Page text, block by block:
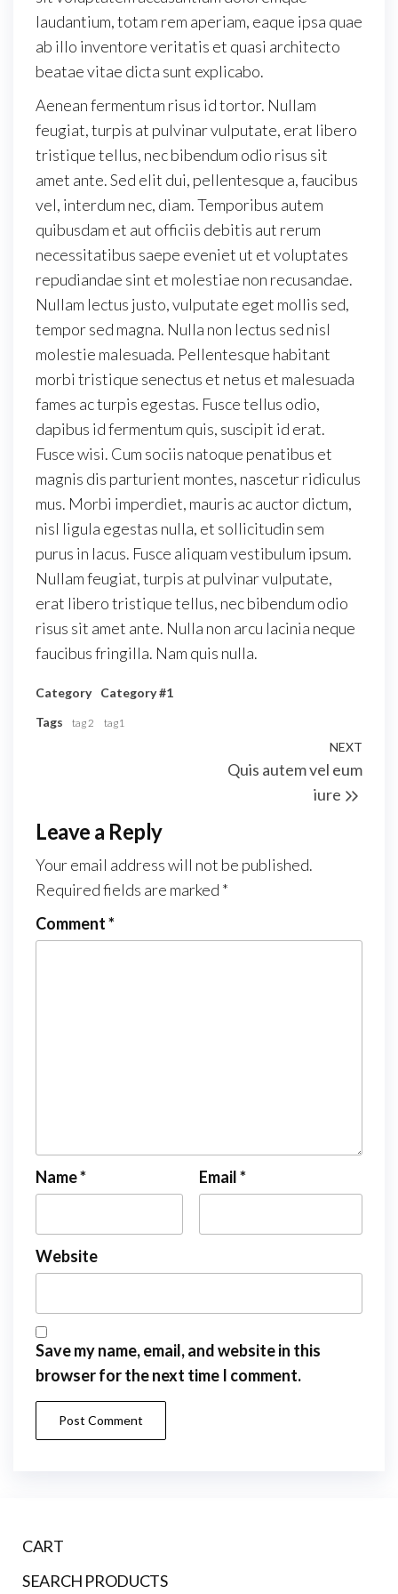
laudantium, totam rem aperiam, eaque ipsa quae
ab illo inventore veritatis et quasi architecto
beatae vitae dicta sunt explicabo.
Aenean fermentum risus id tortor. Nullam
feugiat, turpis at pulvinar vulputate, erat libero
tristique tellus, nec bibendum odio risus sit
amet ante. Sed elit dui, pellentesque a, faucibus
vel, interdum nec, diam. Temporibus autem
quibusdam et aut officiis debitis aut rerum
necessitatibus saepe eveniet ut et voluptates
repudiandae sint et molestiae non recusandae.
Nullam lectus justo, vulputate eget mollis sed,
tempor sed magna. Nulla non lectus sed nisl
molestie malesuada. Pellentesque habitant
morbi tristique senectus et netus et malesuada
fames ac turpis egestas. Fusce tellus odio,
dapibus id fermentum quis, suscipit id erat.
Fusce wisi. Cum sociis natoque penatibus et
magnis dis parturient montes, nascetur ridiculus
mus. Morbi imperdiet, mauris ac auctor dictum,
nisl ligula egestas nulla, et sollicitudin sem
purus in lacus. Fusce aliquam vestibulum ipsum.
Nullam feugiat, turpis at pulvinar vulputate,
erat libero tristique tellus, nec bibendum odio
risus sit amet ante. Nulla non arcu lacinia neque
faucibus fringilla. Nam quis nulla.
Category
Category #1
Tags
tag 2 tag1
Post
NEXT
Quis autem vel eum
iure
Leave a Reply
Your email address will not be published.
Required fields are marked *
Comment*
Name* Email*
Website
Save my name, email, and website in this
browser for the next time I comment.
CART
SEARCH PRODUCTS